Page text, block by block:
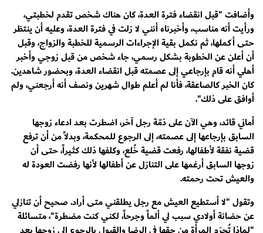
وأضافت "قبل انقضاء فترة العدة، كان هناك شخص تقدم لخطبتي،
ورأيت أنه مناسب، وأخبرناه أنني لا زلت في فترة العدة، وعليه أن ينتظر
حتى أكملها، ثم نكمل بقية الإجراءات الرسمية للخطبة والزواج، وقبل
أن أعلن عن الخطوبة بشكل رسمي، جاء شخص من قبل زوجي وأخبر
أهلي أنه قام بإرجاعي إلى عصمته قبل انقضاء العدة، وبحضور شاهدين.
كان الخبر كالصاعقة، فأنا لم أعلم طوال شهرين ونصف أنه أرجعني، ولم
أوافق على ذلك".
أماني قائد، وهي الآن على ذمّة رجل آخر، اضطرت بعد ادعاء زوجها
السابق بإرجاعها إلى عصمته، إلى الرجوع للمحكمة، وبدلاً من أن ترفع
قضية نفقة لأطفالها، رفعت قضية خُلع، وكلفها ذلك كثيراً، حتى أن
زوجها السابق أرغمها على التنازل عن أطفالها لأنها رفضت العودة له
والعيش تحت رحمته.
وتقول "لا أستطيع العيش مع رجل يطلقني متى أراد. صحيح أن تنازلي
عن حضانة أولادي سبب لي ألماً وجرحاً، لكني كنت مضطرة"، متسائلة